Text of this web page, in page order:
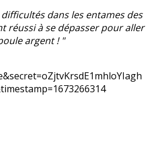
difficultés dans les entames des
réussi à se dépasser pour aller
argent ! "